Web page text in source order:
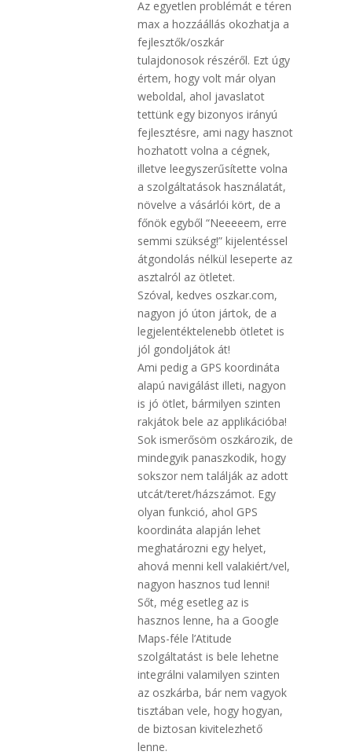
Az egyetlen problémát e téren
max a hozzáállás okozhatja a
fejlesztők/oszkár
tulajdonosok részéről. Ezt úgy
értem, hogy volt már olyan
weboldal, ahol javaslatot
tettünk egy bizonyos irányú
fejlesztésre, ami nagy hasznot
hozhatott volna a cégnek,
illetve leegyszerűsítette volna
a szolgáltatások használatát,
növelve a vásárlói kört, de a
főnök egyből “Neeeeem, erre
semmi szükség!” kijelentéssel
átgondolás nélkül leseperte az
asztalról az ötletet.
Szóval, kedves oszkar.com,
nagyon jó úton jártok, de a
legjelentéktelenebb ötletet is
jól gondoljátok át!
Ami pedig a GPS koordináta
alapú navigálást illeti, nagyon
is jó ötlet, bármilyen szinten
rakjátok bele az applikációba!
Sok ismerősöm oszkározik, de
mindegyik panaszkodik, hogy
sokszor nem találják az adott
utcát/teret/házszámot. Egy
olyan funkció, ahol GPS
koordináta alapján lehet
meghatározni egy helyet,
ahová menni kell valakiért/vel,
nagyon hasznos tud lenni!
Sőt, még esetleg az is
hasznos lenne, ha a Google
Maps-féle l’Atitude
szolgáltatást is bele lehetne
integrálni valamilyen szinten
az oszkárba, bár nem vagyok
tisztában vele, hogy hogyan,
de biztosan kivitelezhető
lenne.